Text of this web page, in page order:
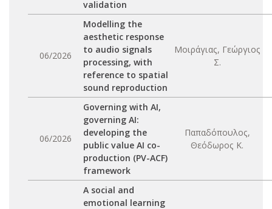
validation
06/2026
Modelling the
aesthetic response
to audio signals
processing, with
reference to spatial
sound reproduction
Μοιράγιας, Γεώργιος
Σ.
06/2026
Governing with AI,
governing AI:
developing the
public value AI co-
production (PV-ACF)
framework
Παπαδόπουλος,
Θεόδωρος Κ.
A social and
emotional learning